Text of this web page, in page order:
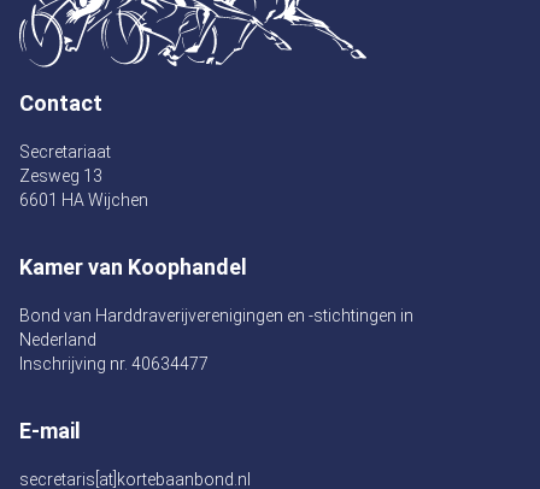
Contact
Secretariaat
Zesweg 13
6601 HA Wijchen
Kamer van Koophandel
Bond van Harddraverijverenigingen en -stichtingen in
Nederland
Inschrijving nr. 40634477
E-mail
secretaris[at]kortebaanbond.nl